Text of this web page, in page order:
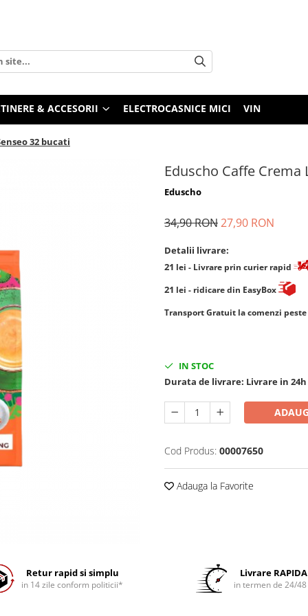
& ACCESORII ELECTROCASNICE MICI VIN
32 bucati
Eduscho Caffe
Eduscho
34,90 RON27,90 RON
Detalii livrare:
21 lei - Livrare prin curier rapid
21 lei - ridicare din EasyBox
​​​​​​Transport Gratuit la comenzi
IN STOC
Durata de livrare: Livrare in
Cod Produs: 00007650
Adauga la Favorite
Retur rapid si simplu
in 14 zile conform politicii*
Livrare RAPIDA
in termen de 24/48